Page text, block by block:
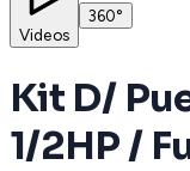
Videos
360°
Kit D/
1/2HP /